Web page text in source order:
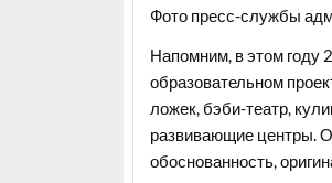
Фото пресс-службы
Напомним, в этом году
образовательном
ложек, бэби-театр,
развивающие центры.
обоснованность,